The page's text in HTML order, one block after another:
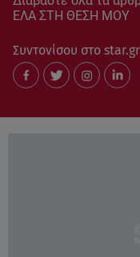
ΕΛΑ ΣΤΗ ΘΕΣΗ ΜΟΥ
Συντονίσου στο